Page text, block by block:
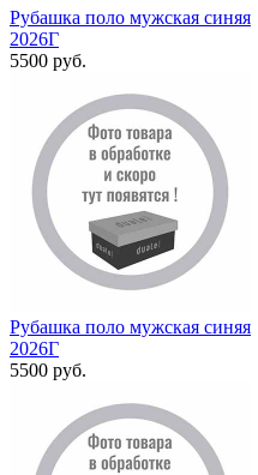
Рубашка поло мужская синяя
2026Г
5500 руб.
Рубашка поло мужская синяя
2026Г
5500 руб.